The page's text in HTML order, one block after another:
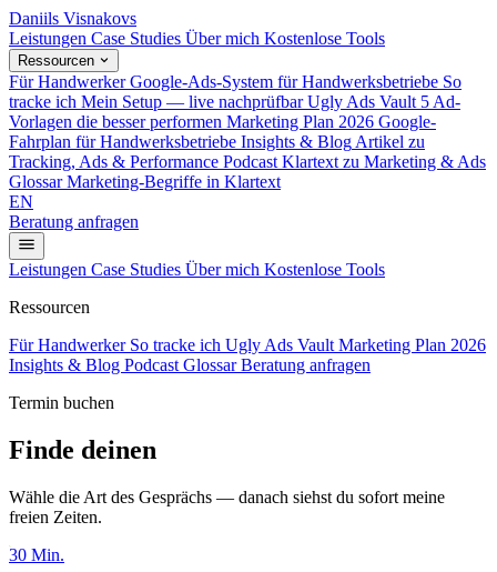
Daniils Visnakovs
Leistungen Case Studies Über mich Kostenlose Tools
Ressourcen
Für Handwerker Google-Ads-System für Handwerksbetriebe So
tracke ich Mein Setup — live nachprüfbar Ugly Ads Vault 5 Ad-
Vorlagen die besser performen Marketing Plan 2026 Google-
Fahrplan für Handwerksbetriebe Insights & Blog Artikel zu
Tracking, Ads & Performance Podcast Klartext zu Marketing & Ads
Glossar Marketing-Begriffe in Klartext
EN
Beratung anfragen
Leistungen Case Studies Über mich Kostenlose Tools
Ressourcen
Für Handwerker So tracke ich Ugly Ads Vault Marketing Plan 2026
Insights & Blog Podcast GlossarBeratung anfragen
Termin buchen
Finde deinen
Wähle die Art des Gesprächs — danach siehst du sofort meine
freien Zeiten.
30 Min.